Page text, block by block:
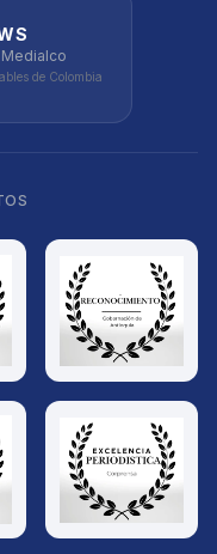
de Colombia